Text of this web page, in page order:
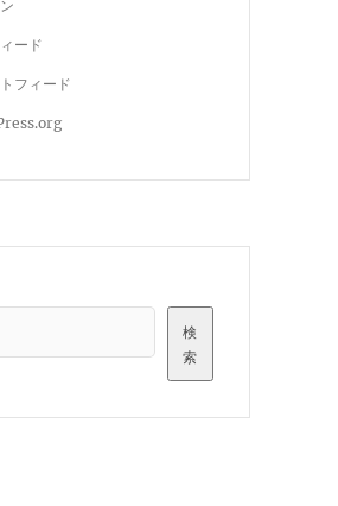
ード
フィード
検
索